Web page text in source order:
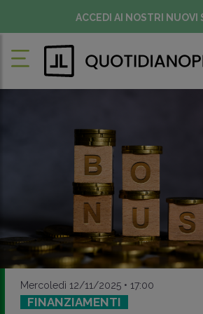
ACCEDI AI NOSTRI NUOVI
Mercoledì 12/11/2025 • 17:00
FINANZIAMENTI